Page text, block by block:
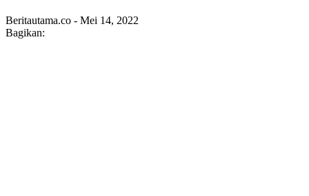
Beritautama.co - Mei 14, 2022
Bagikan: